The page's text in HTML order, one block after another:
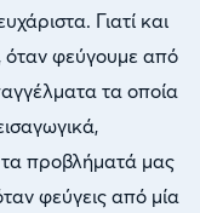
Γιατί και
όταν φεύγουμε από
τα οποία
τα προβλήματά μας
φεύγεις από μία